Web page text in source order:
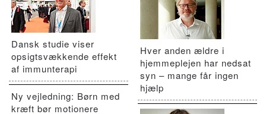
Dansk studie viser
opsigtsvækkende effekt
af immunterapi
Ny vejledning: Børn med
kræft bør motionere
Hver anden ældre i
hjemmeplejen har nedsat
syn – mange får ingen
hjælp